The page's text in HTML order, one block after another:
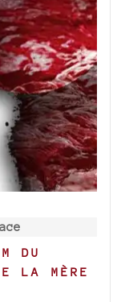
DU
LA MÈRE